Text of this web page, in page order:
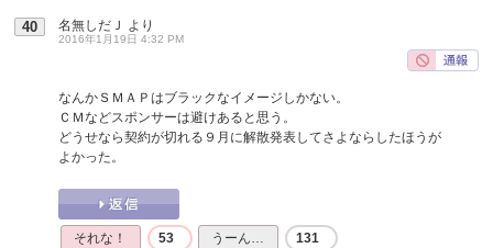
40 名無しだＪ より
2016年1月19日 4:32 PM
なんかＳＭＡＰはブラックなイメージしかない。
ＣＭなどスポンサーは避けあると思う。
どうせなら契約が切れる９月に解散発表してさよならしたほうが
よかった。
それな！ 53 うーん… 131